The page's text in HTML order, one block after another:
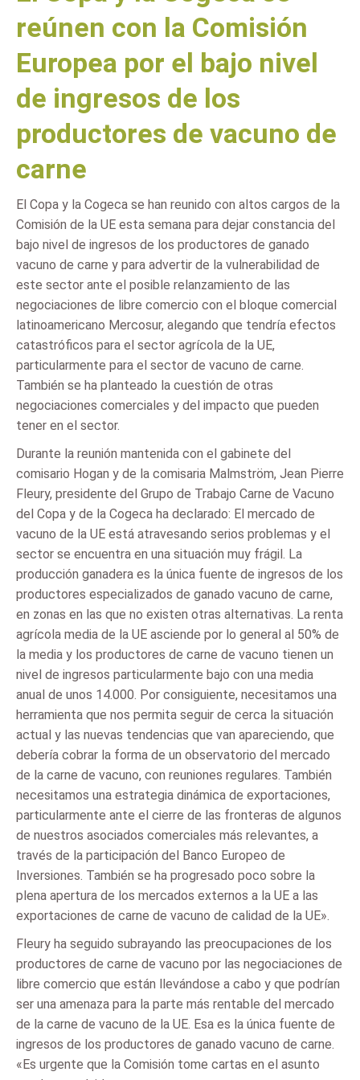
reúnen con la Comisión
Europea por el bajo nivel
de ingresos de los
productores de vacuno de
carne
El Copa y la Cogeca se han reunido con altos cargos de la
Comisión de la UE esta semana para dejar constancia del
bajo nivel de ingresos de los productores de ganado
vacuno de carne y para advertir de la vulnerabilidad de
este sector ante el posible relanzamiento de las
negociaciones de libre comercio con el bloque comercial
latinoamericano Mercosur, alegando que tendría efectos
catastróficos para el sector agrícola de la UE,
particularmente para el sector de vacuno de carne.
También se ha planteado la cuestión de otras
negociaciones comerciales y del impacto que pueden
tener en el sector.
Durante la reunión mantenida con el gabinete del
comisario Hogan y de la comisaria Malmström, Jean Pierre
Fleury, presidente del Grupo de Trabajo Carne de Vacuno
del Copa y de la Cogeca ha declarado: El mercado de
vacuno de la UE está atravesando serios problemas y el
sector se encuentra en una situación muy frágil. La
producción ganadera es la única fuente de ingresos de los
productores especializados de ganado vacuno de carne,
en zonas en las que no existen otras alternativas. La renta
agrícola media de la UE asciende por lo general al 50% de
la media y los productores de carne de vacuno tienen un
nivel de ingresos particularmente bajo con una media
anual de unos 14.000. Por consiguiente, necesitamos una
herramienta que nos permita seguir de cerca la situación
actual y las nuevas tendencias que van apareciendo, que
debería cobrar la forma de un observatorio del mercado
de la carne de vacuno, con reuniones regulares. También
necesitamos una estrategia dinámica de exportaciones,
particularmente ante el cierre de las fronteras de algunos
de nuestros asociados comerciales más relevantes, a
través de la participación del Banco Europeo de
Inversiones. También se ha progresado poco sobre la
plena apertura de los mercados externos a la UE a las
exportaciones de carne de vacuno de calidad de la UE».
Fleury ha seguido subrayando las preocupaciones de los
productores de carne de vacuno por las negociaciones de
libre comercio que están llevándose a cabo y que podrían
ser una amenaza para la parte más rentable del mercado
de la carne de vacuno de la UE. Esa es la única fuente de
ingresos de los productores de ganado vacuno de carne.
«Es urgente que la Comisión tome cartas en el asunto